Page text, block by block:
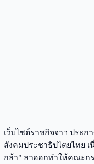
เว็บไซต์ราชกิจจาฯ ประก
สังคมประชาธิปไตยไทย
กล้า" ลาออกทำให้คณะก